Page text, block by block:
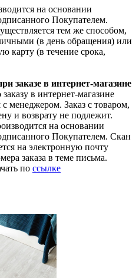
на основании
Покупателем.
тем же способом,
(в день обращения) или
карту (в течение срока,
заказе в интернет-магазине
в интернет-магазине
менеджером. Заказ с товаром,
и возврату не подлежит.
на основании
Покупателем. Скан
на электронную почту
заказа в теме письма.
по ссылке